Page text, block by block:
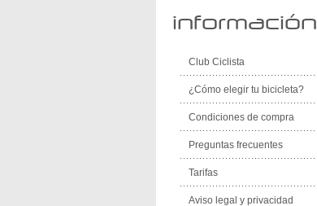
información
Club Ciclista
¿Cómo elegir tu bicicleta?
Condiciones de compra
Preguntas frecuentes
Tarifas
Aviso legal y privacidad